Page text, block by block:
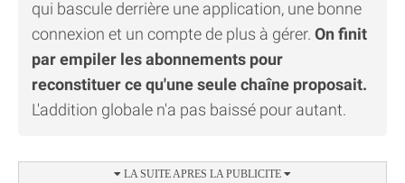
qui bascule derrière une application, une bonne
connexion et un compte de plus à gérer. On finit
par empiler les abonnements pour
reconstituer ce qu'une seule chaîne proposait.
L'addition globale n'a pas baissé pour autant.